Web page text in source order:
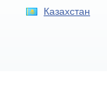
Казахстан